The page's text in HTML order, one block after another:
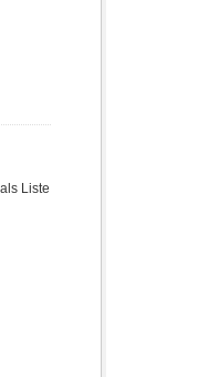
Liste